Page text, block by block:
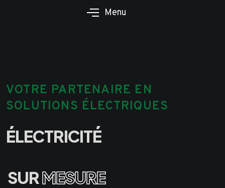
Menu
VOTRE PARTENAIRE EN
SOLUTIONS ÉLECTRIQUES
ÉLECTRICITÉ
SURMESURE